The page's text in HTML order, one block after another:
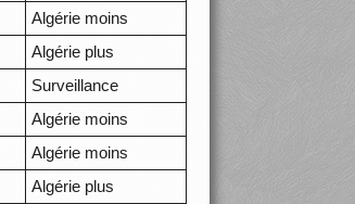
Algérie moins
Algérie plus
Surveillance
Algérie moins
Algérie moins
Algérie plus